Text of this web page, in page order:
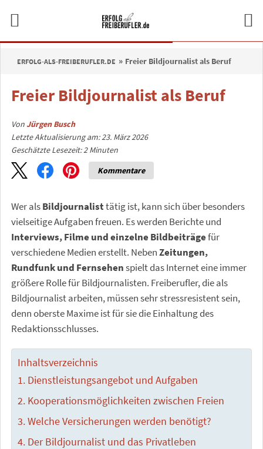
ERFOLG-ALS-FREIBERUFLER.DE Freier Bildjournalist als Beruf
Freier Bildjournalist als Beruf
VonJürgen Busch
Letzte Aktualisierung am: 23. März 2026
Geschätzte Lesezeit:2 Minuten
Kommentare
Wer alsBildjournalisttätig ist, kann sich über besonders
vielseitige Aufgaben freuen. Es werden Berichte und
Interviews, Filme und einzelne Bildbeiträgefür
verschiedene Medien erstellt. NebenZeitungen,
Rundfunk und Fernsehenspielt das Internet eine immer
größere Rolle für Bildjournalisten. Freiberufler, die als
Bildjournalist arbeiten, müssen sehr stressresistent sein,
denn oberste Maxime ist für sie die Einhaltung des
Redaktionsschlusses.
Inhaltsverzeichnis
Dienstleistungsangebot und Aufgaben
Kooperationsmöglichkeiten zwischen Freien
Welche Versicherungen werden benötigt?
Der Bildjournalist und das Privatleben